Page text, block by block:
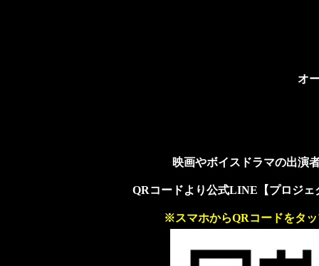
オ
映画やボイスドラマの出演
QRコードより公式LINE【プロジ
※スマホからQRコードをタ